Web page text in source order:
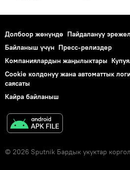
Долбоор жөнүндө Пайдалануу
Байланыш үчүн Пресс-релиздер
Компаниялардын жаңылыктары
Cookie колдонуу жана автоматтык
саясаты
Кайра байланыш
© 2026 Sputnik Бардык укуктар